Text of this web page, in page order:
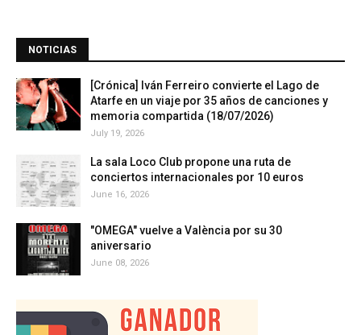
NOTICIAS
[Crónica] Iván Ferreiro convierte el Lago de
Atarfe en un viaje por 35 años de canciones y
memoria compartida (18/07/2026)
July 19, 2026
La sala Loco Club propone una ruta de
conciertos internacionales por 10 euros
June 16, 2026
"OMEGA" vuelve a València por su 30
aniversario
June 08, 2026